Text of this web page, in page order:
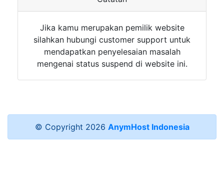
Jika kamu merupakan pemilik website
silahkan hubungi customer support untuk
mendapatkan penyelesaian masalah
mengenai status suspend di website ini.
© Copyright 2026 AnymHost Indonesia